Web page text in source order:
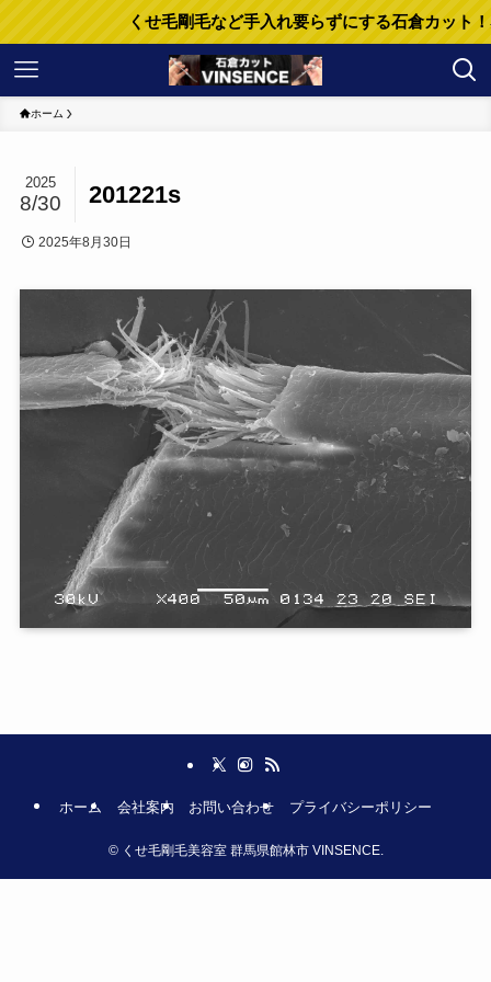
くせ毛剛毛など手入れ要らずにする石倉カット
ホーム
201221s
2025
8/30
2025年8月30日
ホーム 会社案内 お問い合わせ プライバシーポリシー
©くせ毛剛毛美容室 群馬県館林市 VINSENCE.